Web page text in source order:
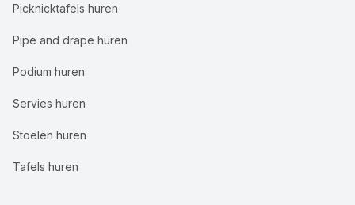
Picknicktafels huren
Pipe and drape huren
Podium huren
Servies huren
Stoelen huren
Tafels huren